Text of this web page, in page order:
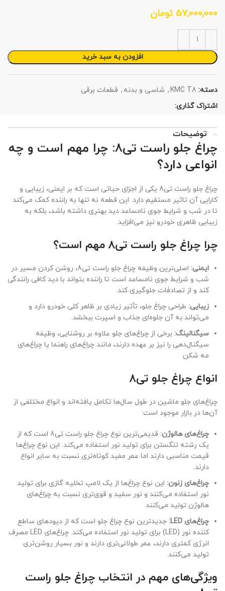
57,000,000 تومان
افزودن به سبد خرید
دسته: KMC T8
, شاسی و بدنه , قطعات برقی
اشتراک گذاری:
توضیحات
چراغ جلو راست تی8: چرا مهم است و چه
انواعی دارد؟
چراغ جلو راست تی8 یکی از اجزای حیاتی است که بر ایمنی، زیبایی و
کارایی آن تاثیر مستقیم دارد. این قطعه نه تنها به راننده کمک می‌کند
تا در شب و شرایط جوی نامساعد دید بهتری داشته باشد، بلکه به
زیبایی ظاهری خودرو نیز می‌افزاید.
چرا چراغ جلو راست تی8 مهم است؟
ایمنی:
اصلی‌ترین وظیفه چراغ جلو راست تی8، روشن کردن مسیر در
شب و شرایط جوی نامساعد است تا راننده بتواند با دید کافی رانندگی
کند و از تصادفات جلوگیری کند.
زیبایی: طراحی چراغ جلو، تأثیر زیادی بر ظاهر کلی خودرو دارد و
می‌تواند به آن جلوه‌ای جذاب و اسپرت ببخشد.
سیگنالینگ: برخی از چراغ‌های جلو علاوه بر روشنایی، وظیفه
سیگنال‌دهی را نیز بر عهده دارند، مانند چراغ‌های راهنما یا چراغ‌های
مه شکن.
انواع چراغ جلو تی8
چراغ‌های جلو ماشین در طول سال‌ها تکامل یافته‌اند و انواع مختلفی از
آن‌ها در بازار موجود است:
چراغ‌های هالوژن:
قدیمی‌ترین نوع چراغ جلو راست تی8 است که از
یک رشته تنگستن برای تولید نور استفاده می‌کند. این نوع چراغ‌ها
قیمت مناسبی دارند اما عمر مفید کوتاه‌تری نسبت به سایر انواع
دارند.
چراغ‌های زنون: این نوع چراغ‌ها از یک لامپ تخلیه گازی برای تولید
نور استفاده می‌کنند و نور سفید و قوی‌تری نسبت به چراغ‌های
هالوژن تولید می‌کنند.
چراغ‌های LED:
جدیدترین نوع چراغ جلو است که از دیودهای ساطع
کننده نور (LED) برای تولید نور استفاده می‌کند. چراغ‌های LED مصرف
انرژی کمتری دارند، عمر طولانی‌تری دارند و نور بسیار روشن‌تری
تولید می‌کنند.
ویژگی‌های مهم در انتخاب چراغ جلو راست